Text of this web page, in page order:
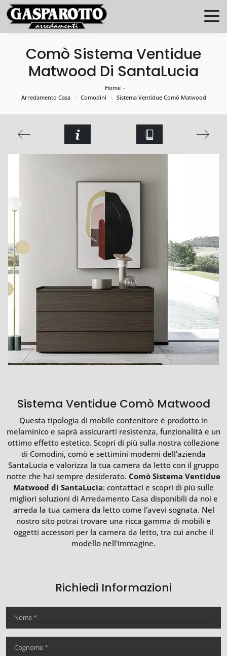
Comò Sistema Ventidue
Matwood Di SantaLucia
Home -
Arredamento Casa - Comodini - Sistema Ventidue Comò Matwood
Sistema Ventidue Comò Matwood
Questa tipologia di mobile contenitore è prodotto in
melaminico e saprà assicurarti resistenza, funzionalità e un
ottimo effetto estetico. Scopri di più sulla nostra collezione
di Comodini, comò e settimini moderni dell'azienda
SantaLucia e valorizza la tua camera da letto con il gruppo
notte che hai sempre desiderato. Comò Sistema Ventidue
Matwood di SantaLucia: contattaci e scopri di più sulle
migliori soluzioni di Arredamento Casa disponibili da noi e
arreda la tua camera da letto come l'avevi sognata. Nel
nostro sito potrai trovare una ricca gamma di mobili e
oggetti accessori per la camera da letto, tra cui anche il
modello nell'immagine.
Richiedi Informazioni